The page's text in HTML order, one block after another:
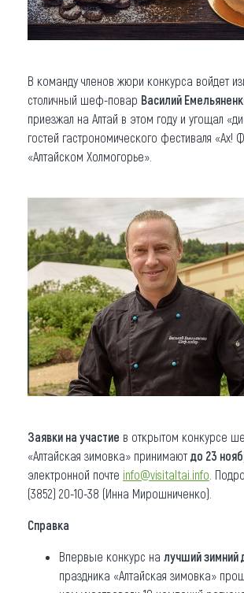
В команду членов жюри конкурса войдет
столичный шеф-повар Василий
приезжал на Алтай в этом году и угощал
гостей гастрономического фестиваля «Ах!
«Алтайском Холмогорье».
Заявки на участие в открытом конкурсе
«Алтайская зимовка» принимают до 23
электронной почте info@visitaltai.info .
(3852) 20-10-38 (Инна Мирошниченко).
Справка
Впервые конкурс на лучший зимний
праздника «Алтайская зимовка»